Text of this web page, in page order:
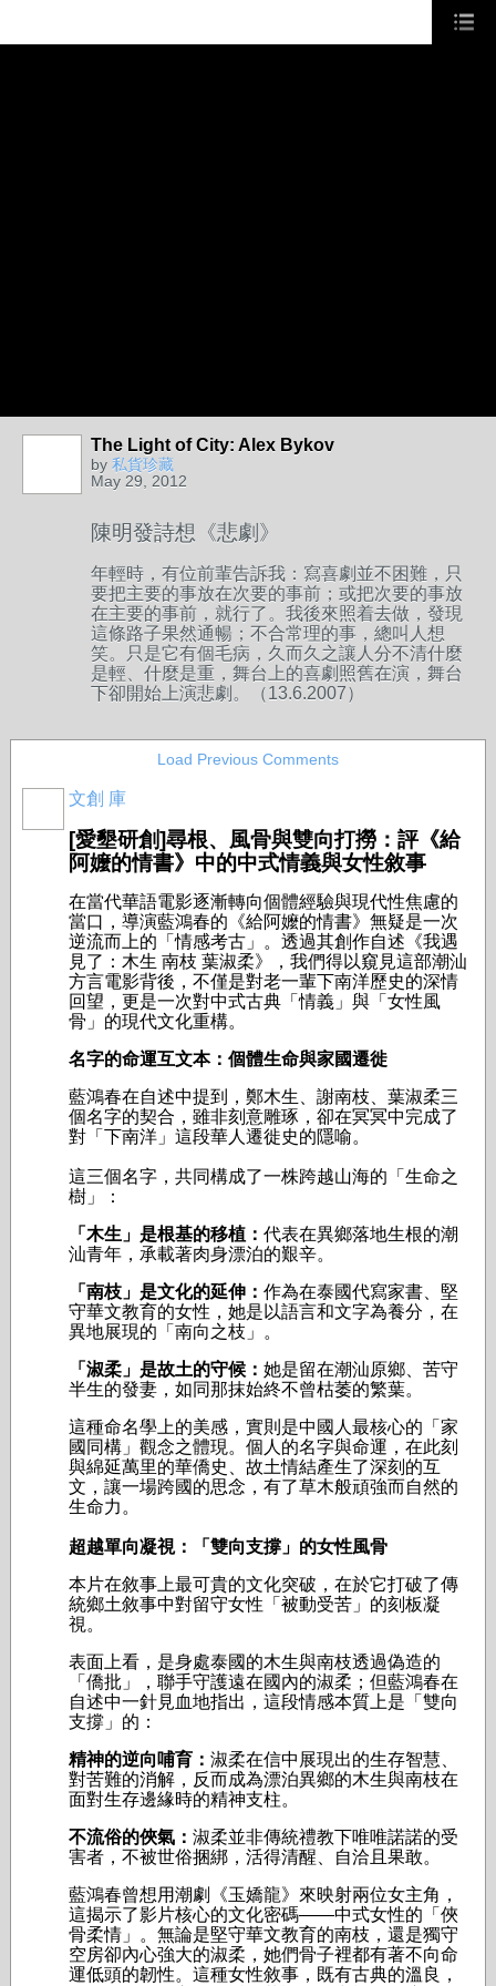
The Light of City: Alex Bykov
by 私貨珍藏
May 29, 2012
陳明發詩想《悲劇》
年輕時，有位前輩告訴我：寫喜劇並不困難，只
要把主要的事放在次要的事前；或把次要的事放
在主要的事前，就行了。我後來照着去做，發現
這條路子果然通暢；不合常理的事，總叫人想
笑。只是它有個毛病，久而久之讓人分不清什麼
是輕、什麼是重，舞台上的喜劇照舊在演，舞台
下卻開始上演悲劇。
（13.6.2007）
Load Previous Comments
文創 庫
[愛墾研創]尋根、風骨與雙向打撈：評《給
阿嬤的情書》中的中式情義與女性敘事
在當代華語電影逐漸轉向個體經驗與現代性焦慮的
當口，導演藍鴻春的《給阿嬤的情書》無疑是一次
逆流而上的「情感考古」。透過其創作自述《我遇
見了：木生 南枝 葉淑柔》，我們得以窺見這部潮汕
方言電影背後，不僅是對老一輩下南洋歷史的深情
回望，更是一次對中式古典「情義」與「女性風
骨」的現代文化重構。
名字的命運互文本：個體生命與家國遷徙
藍鴻春在自述中提到，鄭木生、謝南枝、葉淑柔三
個名字的契合，雖非刻意雕琢，卻在冥冥中完成了
對「下南洋」這段華人遷徙史的隱喻。
這三個名字，共同構成了一株跨越山海的「生命之
樹」：
「木生」是根基的移植： 代表在異鄉落地生根的潮
汕青年，承載著肉身漂泊的艱辛。
「南枝」是文化的延伸： 作為在泰國代寫家書、堅
守華文教育的女性，她是以語言和文字為養分，在
異地展現的「南向之枝」。
「淑柔」是故土的守候： 她是留在潮汕原鄉、苦守
半生的發妻，如同那抹始終不曾枯萎的繁葉。
這種命名學上的美感，實則是中國人最核心的「家
國同構」觀念之體現。個人的名字與命運，在此刻
與綿延萬里的華僑史、故土情結產生了深刻的互
文，讓一場跨國的思念，有了草木般頑強而自然的
生命力。
超越單向凝視：「雙向支撐」的女性風骨
本片在敘事上最可貴的文化突破，在於它打破了傳
統鄉土敘事中對留守女性「被動受苦」的刻板凝
視。
表面上看，是身處泰國的木生與南枝透過偽造的
「僑批」，聯手守護遠在國內的淑柔；但藍鴻春在
自述中一針見血地指出，這段情感本質上是「雙向
支撐」的：
精神的逆向哺育： 淑柔在信中展現出的生存智慧、
對苦難的消解，反而成為漂泊異鄉的木生與南枝在
面對生存邊緣時的精神支柱。
不流俗的俠氣： 淑柔並非傳統禮教下唯唯諾諾的受
害者，不被世俗捆綁，活得清醒、自洽且果敢。
藍鴻春曾想用潮劇《玉嬌龍》來映射兩位女主角，
這揭示了影片核心的文化密碼——中式女性的「俠
骨柔情」。無論是堅守華文教育的南枝，還是獨守
空房卻內心強大的淑柔，她們骨子裡都有著不向命
運低頭的韌性。這種女性敘事，既有古典的溫良，